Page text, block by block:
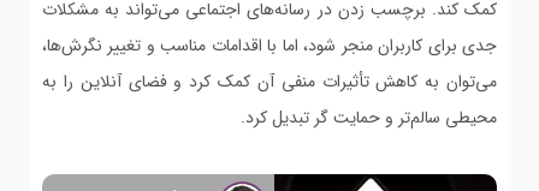
کمک کند. برچسب زدن در رسانه‌های اجتماعی می‌تواند به مشکلات
جدی برای کاربران منجر شود، اما با اقدامات مناسب و تغییر نگرش‌ها،
می‌توان به کاهش تأثیرات منفی آن کمک کرد و فضای آنلاین را به
محیطی سالم‌تر و حمایت گر تبدیل کرد.